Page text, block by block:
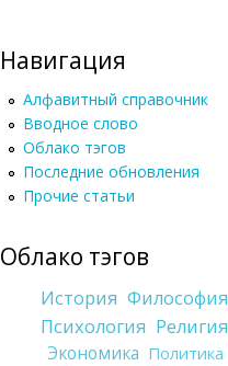
Навигация
Алфавитный справочник
Вводное слово
Облако тэгов
Последние обновления
Прочие статьи
Облако тэгов
История Философия
Психология Религия
Экономика Политика